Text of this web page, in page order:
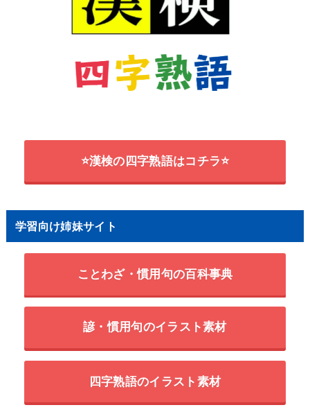
⭐漢検の四字熟語はコチラ⭐
学習向け姉妹サイト
ことわざ・慣用句の百科事典
諺・慣用句のイラスト素材
四字熟語のイラスト素材